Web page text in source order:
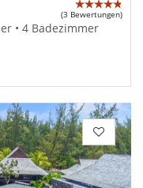
(3 Bewertungen)
• 4 Badezimmer